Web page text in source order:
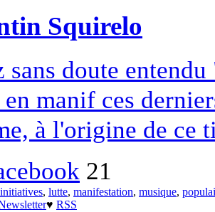
Squirelo
sans doute
manif ces
à l'origine de ce
21
initiatives, lutte, manifestation, musique,
♥ RSS